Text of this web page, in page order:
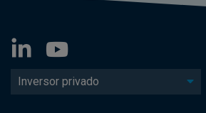
Inversor privado